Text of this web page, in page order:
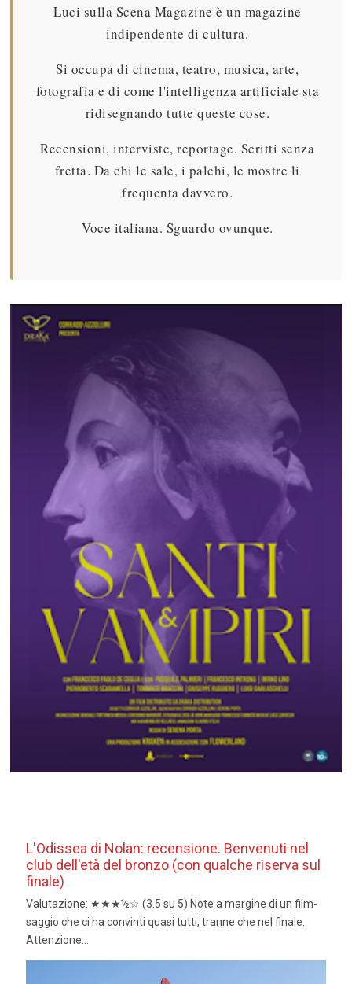
Luci sulla Scena Magazine è un magazine
indipendente di cultura.
Si occupa di cinema, teatro, musica, arte,
fotografia e di come l'intelligenza artificiale sta
ridisegnando tutte queste cose.
Recensioni, interviste, reportage. Scritti senza
fretta. Da chi le sale, i palchi, le mostre li
frequenta davvero.
Voce italiana. Sguardo ovunque.
L'Odissea di Nolan: recensione. Benvenuti nel
club dell'età del bronzo (con qualche riserva sul
finale)
Valutazione: ★★★½☆ (3.5 su 5) Note a margine di un film-
saggio che ci ha convinti quasi tutti, tranne che nel finale.
Attenzione...